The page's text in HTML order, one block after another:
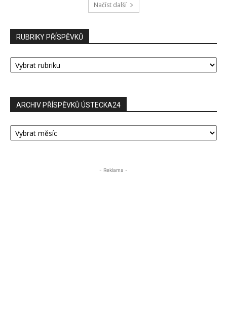
Načíst další
RUBRIKY PŘÍSPĚVKŮ
RUBRIKY
PŘÍSPĚVKŮ
ARCHIV PŘÍSPĚVKŮ ÚSTECKA24
ARCHIV
PŘÍSPĚVKŮ
- Reklama -